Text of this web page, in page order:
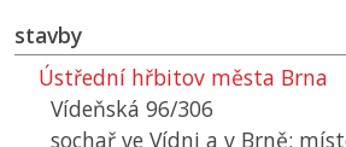
stavby
Ústřední hřbitov města Brna
Vídeňská 96/306
sochař ve Vídni a v Brně;